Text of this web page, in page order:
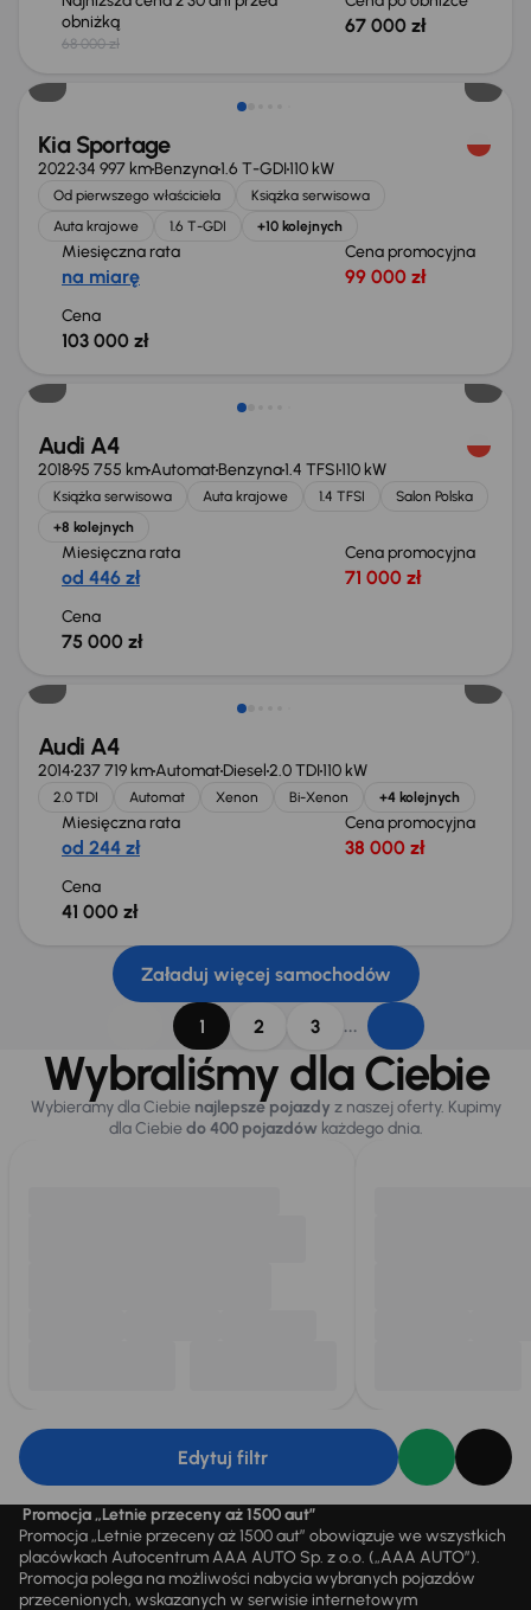
obniżką
68 000 zł
67 000 zł
Kia Sportage
202234 997 kmBenzyna1.6 T-GDI110 kW
Od pierwszego właściciela
Książka serwisowa
Auta krajowe
1.6 T-GDI +10 kolejnych
Miesięczna rata
na miarę
Cena promocyjna
99 000 zł
Cena
103 000 zł
Audi A4
201895 755 kmAutomatBenzyna1.4 TFSI110 kW
Książka serwisowa Auta krajowe 1.4 TFSI
Salon Polska
+8 kolejnych
Miesięczna rata
od 446 zł
Cena promocyjna
71 000 zł
Cena
75 000 zł
Audi A4
2014237 719 kmAutomatDiesel2.0 TDI110 kW
2.0 TDI Automat Xenon Bi-Xenon +4 kolejnych
Miesięczna rata
od 244 zł
Cena promocyjna
38 000 zł
Cena
41 000 zł
Załaduj więcej samochodów
1 2 3 ...
Wybraliśmy dla Ciebie
Wybieramy dla Ciebie najlepsze pojazdy z naszej oferty. Kupimy
dla Ciebiedo 400 pojazdówkażdego dnia.
Edytuj filtr
Promocja „Letnie przeceny aż 1500 aut”
Promocja „Letnie przeceny aż 1500 aut” obowiązuje we wszystkich
placówkach Autocentrum AAA AUTO Sp. z o.o. („AAA AUTO”).
Promocja polega na możliwości nabycia wybranych pojazdów
przecenionych, wskazanych w serwisie internetowym